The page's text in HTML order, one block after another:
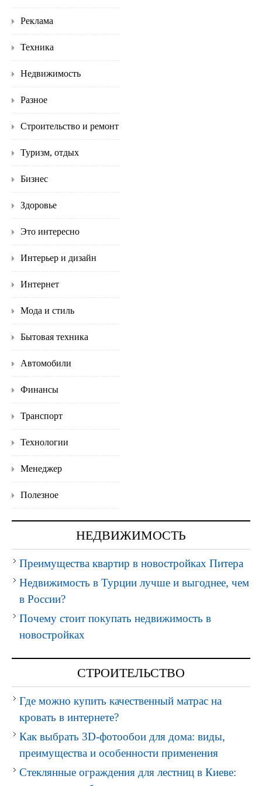
Реклама
Техника
Недвижимость
Разное
Строительство и ремонт
Туризм, отдых
Бизнес
Здоровье
Это интересно
Интерьер и дизайн
Интернет
Мода и стиль
Бытовая техника
Автомобили
Финансы
Транспорт
Технологии
Менеджер
Полезное
НЕДВИЖИМОСТЬ
Преимущества квартир в новостройках Питера
Недвижимость в Турции лучше и выгоднее, чем
в России?
Почему стоит покупать недвижимость в
новостройках
СТРОИТЕЛЬСТВО
Где можно купить качественный матрас на
кровать в интернете?
Как выбрать 3D-фотообои для дома: виды,
преимущества и особенности применения
Стеклянные ограждения для лестниц в Киеве: